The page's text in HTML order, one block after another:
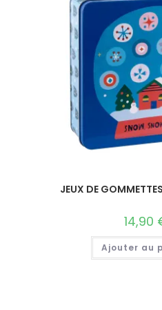
JEUX DE
14,90
Ajouter au